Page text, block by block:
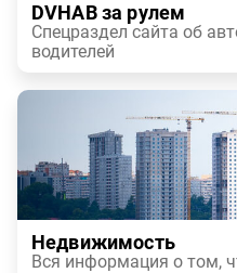
DVHAB за рулем
Спецраздел сайта об
водителей
Недвижимость
Вся информация о том,